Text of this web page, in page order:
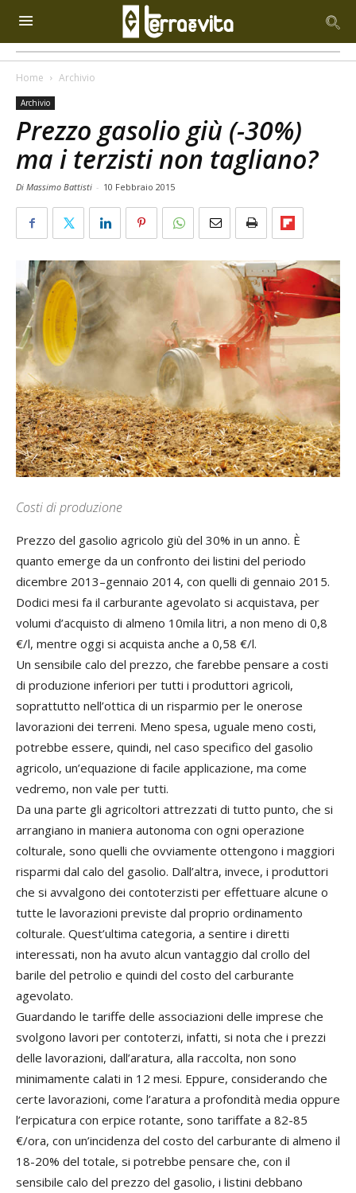
Home Archivio
Archivio
Prezzo gasolio giù (-30%)
ma i terzisti non tagliano?
Di Massimo Battisti - 10 Febbraio 2015
Costi di produzione
Prezzo del gasolio agricolo giù del 30% in un anno. È
quanto emerge da un confronto dei listini del periodo
dicembre 2013–gennaio 2014, con quelli di gennaio 2015.
Dodici mesi fa il carburante agevolato si acquistava, per
volumi d’acquisto di almeno 10mila litri, a non meno di 0,8
€/l, mentre oggi si acquista anche a 0,58 €/l.
Un sensibile calo del prezzo, che farebbe pensare a costi
di produzione inferiori per tutti i produttori agricoli,
soprattutto nell’ottica di un risparmio per le onerose
lavorazioni dei terreni. Meno spesa, uguale meno costi,
potrebbe essere, quindi, nel caso specifico del gasolio
agricolo, un’equazione di facile applicazione, ma come
vedremo, non vale per tutti.
Da una parte gli agricoltori attrezzati di tutto punto, che si
arrangiano in maniera autonoma con ogni operazione
colturale, sono quelli che ovviamente ottengono i maggiori
risparmi dal calo del gasolio. Dall’altra, invece, i produttori
che si avvalgono dei contoterzisti per effettuare alcune o
tutte le lavorazioni previste dal proprio ordinamento
colturale. Quest’ultima categoria, a sentire i diretti
interessati, non ha avuto alcun vantaggio dal crollo del
barile del petrolio e quindi del costo del carburante
agevolato.
Guardando le tariffe delle associazioni delle imprese che
svolgono lavori per contoterzi, infatti, si nota che i prezzi
delle lavorazioni, dall’aratura, alla raccolta, non sono
minimamente calati in 12 mesi. Eppure, considerando che
certe lavorazioni, come l’aratura a profondità media oppure
l’erpicatura con erpice rotante, sono tariffate a 82-85
€/ora, con un’incidenza del costo del carburante di almeno il
18-20% del totale, si potrebbe pensare che, con il
sensibile calo del prezzo del gasolio, i listini debbano